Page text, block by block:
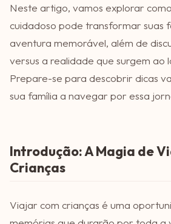
Neste artigo, vamos explorar
cuidadoso pode transformar suas
aventura memorável, além de
versus a realidade que surgem ao
Prepare-se para descobrir dicas
sua família a navegar por essa
Introdução: A Magia de
Crianças
Viajar com crianças é uma